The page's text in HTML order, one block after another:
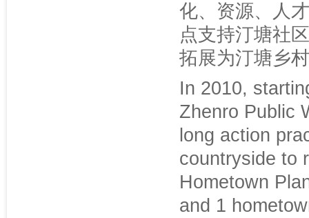
化、资源、人
点支持汀塘社
拓展为汀塘乡
In 2010,
Zhenro Public
long action
countryside to
Hometown
and 1